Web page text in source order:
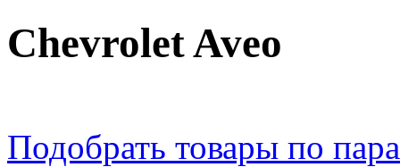
Chevrolet Aveo
Подобрать товары по